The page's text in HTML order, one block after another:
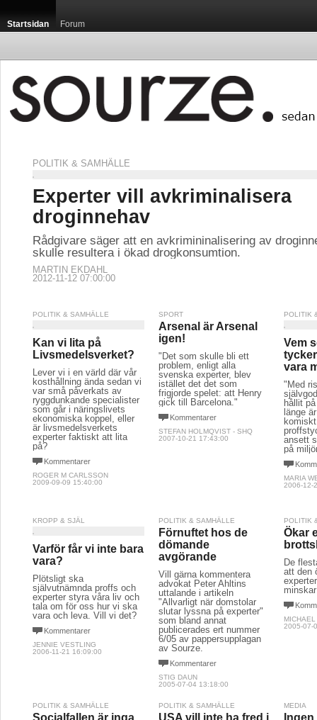
Startsidan Forum
POLITIK & SAMHÄLLE
Experter vill avkriminalisera
droginnehav
Rådgivare säger att en avkrimininalisering av
skulle resultera i ökad drogkonsumtion.
MARTIN EKDAHL
2012-11-12 07:00:00
POLITIK & SAMHÄLLE
Kan vi lita på
Livsmedelsverket?
Lever vi i en värld där vår
kosthållning ända sedan vi
var små påverkats av
ryggdunkande specialister
som går i näringslivets
ekonomiska koppel, eller
är livsmedelsverkets
experter faktiskt att lita
på?
Kommentarer
ROGER M CARLSSON
2009-09-09 15:40:00
SPORT
Arsenal är Arsenal
igen!
"Det som skulle bli ett
problem, enligt alla
svenska experter, blev
istället det det som
frigjorde spelet: att Henry
gick till Barcelona."
Kommentarer
STEFAN HOLMQVIST - SHQ
2007-10-21 17:43:00
POLITIK
Vem
vara
"Med
hållit
länge
ansett
på
MARIA
2006-12-
KROPP & SJÄL
Varför får vi inte bara
vara?
Plötsligt ska
självutnämnda proffs och
experter styra våra liv och
tala om för oss hur vi ska
vara och leva. Vill vi det?
Kommentarer
JENNIE VESTLING
2006-11-21 16:09:00
POLITIK & SAMHÄLLE
Förnuftet hos de
dömande
avgörande
Vill gärna kommentera
advokat Peter Ahltins
uttalande i artikeln
"Allvarligt när domstolar
slutar lyssna på experter"
som bland annat
publicerades ert nummer
6/05 av pappersupplagan
av Sourze.
Kommentarer
STIG DAUN
2005-07-04 13:18:00
POLITIK
Ökar
De
att den
2005-07-
POLITIK & SAMHÄLLE
Socialfallen är inga
POLITIK & SAMHÄLLE
USA vill inte ha fred i
MEDIA